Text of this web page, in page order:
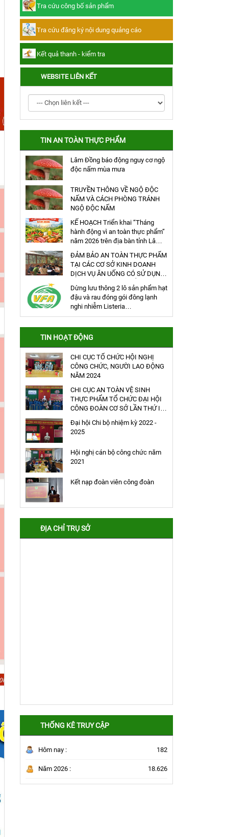
Tra cứu đăng ký nội dung quảng cáo
Kết quả thanh - kiểm tra
Tra cứu công bố sản phẩm
Tra cứu đăng ký nội dung quảng cáo
Kết quả thanh - kiểm tra
WEBSITE LIÊN KẾT
TIN AN TOÀN THỰC PHẨM
Lâm Đồng báo động nguy cơ ngộ
độc nấm mùa mưa
TRUYỀN THÔNG VỀ NGỘ ĐỘC
NẤM VÀ CÁCH PHÒNG TRÁNH
NGỘ ĐỘC NẤM
KẾ HOẠCH Triển khai “Tháng
hành động vì an toàn thực phẩm”
năm 2026 trên địa bàn tỉnh Lâm
Đồng
ĐẢM BẢO AN TOÀN THỰC PHẨM
TẠI CÁC CƠ SỞ KINH DOANH
DỊCH VỤ ĂN UỐNG CÓ SỬ DỤNG
HÀNG ĐÔNG LẠNH ĐỂ CHẾ BIẾN
THỰC PHẨM
Dừng lưu thông 2 lô sản phẩm hạt
đậu và rau đóng gói đông lạnh
nghi nhiễm Listeria
monocystogens của công ty
TIN HOẠT ĐỘNG
CHI CỤC TỔ CHỨC HỘI NGHỊ
CÔNG CHỨC, NGƯỜI LAO ĐỘNG
NĂM 2024
CHI CỤC AN TOÀN VỆ SINH
THỰC PHẨM TỔ CHỨC ĐẠI HỘI
CÔNG ĐOÀN CƠ SỞ LẦN THỨ IV
Đại hội Chi bộ nhiệm kỳ 2022 -
2025
Hội nghị cán bộ công chức năm
2021
Kết nạp đoàn viên công đoàn
ĐỊA CHỈ TRỤ SỞ
THỐNG KÊ TRUY CẬP
Hôm nay : 182
Năm 2026 : 18.626